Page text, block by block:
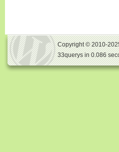
Copyright © 2010-
33querys in 0.086